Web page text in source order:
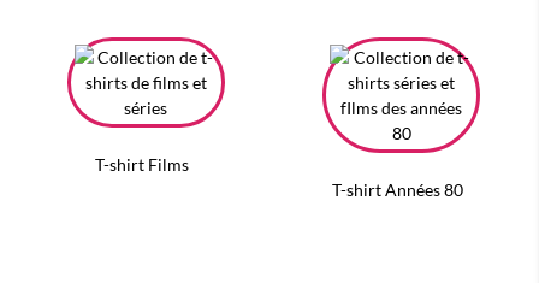
T-shirt Films
T-shirt Années 80